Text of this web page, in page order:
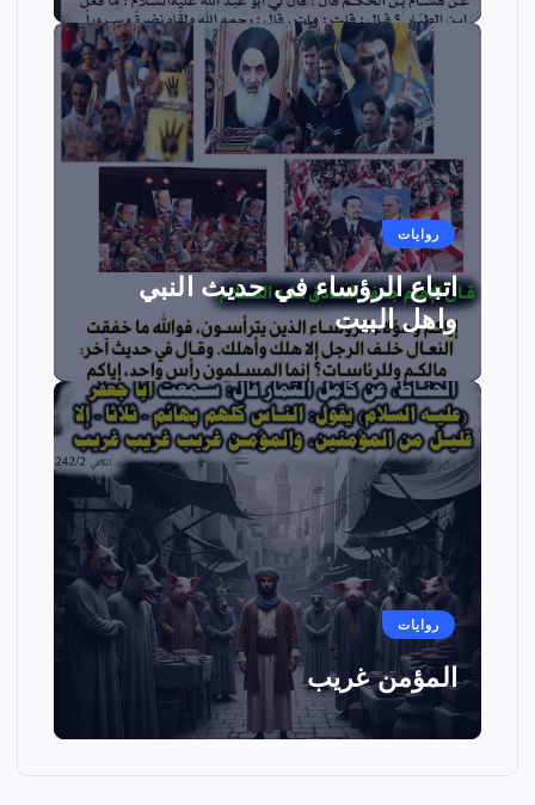
روايات
اتباع الرؤساء في حديث النبي
واهل البيت
روايات
المؤمن غريب